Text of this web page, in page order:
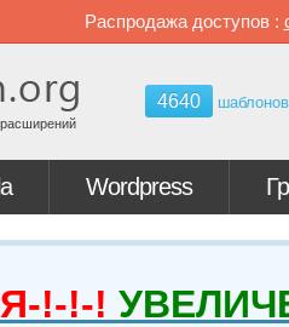
Распродажа доступов :
4640 шаблонов
Wordpress
!-!-!